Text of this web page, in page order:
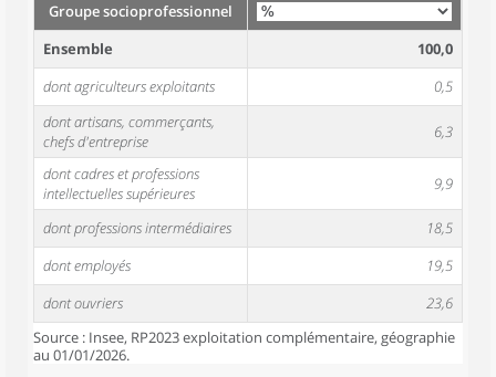
Groupe socioprofessionnel
Ensemble
100,0
dont agriculteurs exploitants
0,5
dont artisans, commerçants,
chefs d'entreprise
6,3
dont cadres et professions
intellectuelles supérieures
9,9
dont professions intermédiaires
18,5
dont employés
19,5
dont ouvriers
23,6
Source : Insee, RP2023 exploitation complémentaire, géographie
au 01/01/2026.